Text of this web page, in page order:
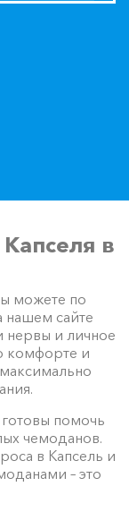
в
можете по
нашем сайте
нервы и личное
комфорте и
помочь
чемоданов.
в Капсель и
– это